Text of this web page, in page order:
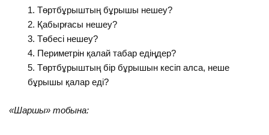
Төртбұрыштың бұрышы нешеу?
Қабырғасы нешеу?
Төбесі нешеу?
Периметрін қалай табар едіңдер?
Төртбұрыштың бір бұрышын кесіп алса, неше
бұрышы қалар еді?
«Шаршы» тобына: